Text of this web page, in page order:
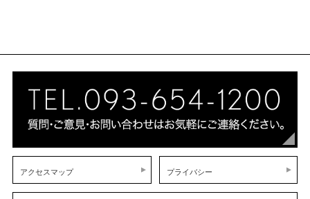
アクセスマップ プライバシー